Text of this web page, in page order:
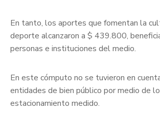
En tanto, los aportes que fomentan la
deporte alcanzaron a $ 439.800,
personas e instituciones del medio.
En este cómputo no se tuvieron en
entidades de bien público por medio de
estacionamiento medido.